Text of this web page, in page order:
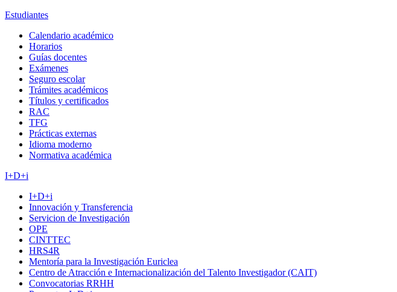
Estudiantes
Calendario académico
Horarios
Guías docentes
Exámenes
Seguro escolar
Trámites académicos
Títulos y certificados
RAC
TFG
Prácticas externas
Idioma moderno
Normativa académica
I+D+i
I+D+i
Innovación y Transferencia
Servicion de Investigación
OPE
CINTTEC
HRS4R
Mentoría para la Investigación Euriclea
Centro de Atracción e Internacionalización del Talento Investigador (CAIT)
Convocatorias RRHH